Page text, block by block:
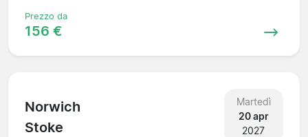
Prezzo da
156 €
Norwich
Stoke
Martedì
20 apr
2027